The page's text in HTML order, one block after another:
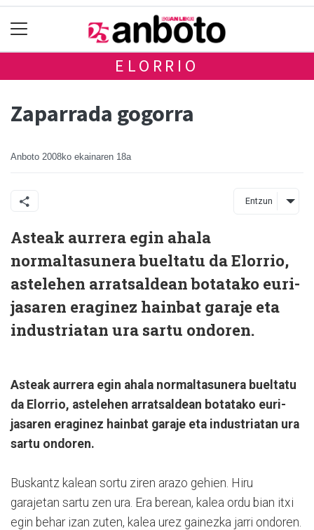
ELORRIO
Zaparrada gogorra
Anboto 2008ko ekainaren 18a
Entzun
Asteak aurrera egin ahala
normaltasunera bueltatu da Elorrio,
astelehen arratsaldean botatako euri-
jasaren eraginez hainbat garaje eta
industriatan ura sartu ondoren.
Asteak aurrera egin ahala normaltasunera bueltatu
da Elorrio, astelehen arratsaldean botatako euri-
jasaren eraginez hainbat garaje eta industriatan ura
sartu ondoren.
Buskantz kalean sortu ziren arazo gehien. Hiru
garajetan sartu zen ura. Era berean, kalea ordu bian itxi
egin behar izan zuten, kalea urez gainezka jarri ondoren.